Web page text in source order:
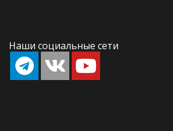
Наши социальные сети